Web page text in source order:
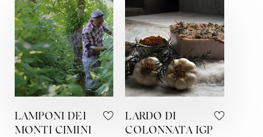
LAMPONI DEI
MONTI CIMINI
LARDO DI
COLONNATA IGP